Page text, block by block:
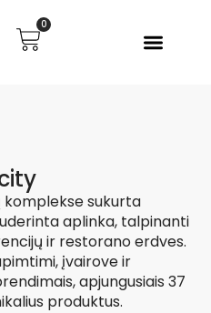
0
komplekse sukurta
aplinka, talpinanti
ir restorano erdves.
įvairove ir
apjungusiais 37
produktus.